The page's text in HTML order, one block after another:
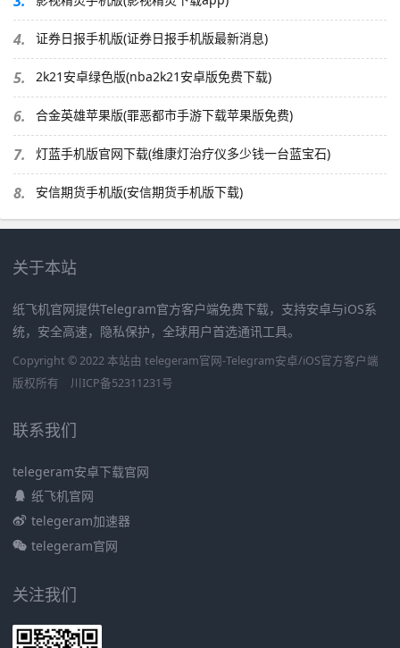
4. 证券日报手机版(证券日报手机版最新消息)
5. 2k21安卓绿色版(nba2k21安卓版免费下载)
6. 合金英雄苹果版(罪恶都市手游下载苹果版免费)
7. 灯蓝手机版官网下载(维康灯治疗仪多少钱一台蓝宝石)
8. 安信期货手机版(安信期货手机版下载)
关于本站
纸飞机官网提供Telegram官方客户端免费下载，支持安卓与iOS系
统，安全高速，隐私保护，全球用户首选通讯工具。
Copyright © 2022 本站由 telegeram官网-Telegram安卓/iOS官方客户端
版权所有
川ICP备52311231号
联系我们
telegeram安卓下载官网
纸飞机官网
telegeram加速器
telegeram官网
关注我们